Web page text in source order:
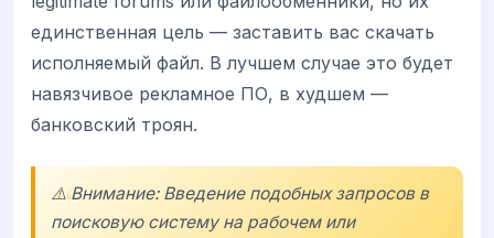
единственная цель — заставить вас скачать
исполняемый файл. В лучшем случае это будет
навязчивое рекламное ПО, в худшем —
банковский троян.
⚠️ Внимание: Введение подобных запросов в
поисковую систему на рабочем или